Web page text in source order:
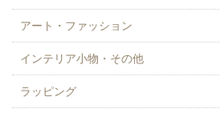
アート・ファッション
インテリア小物・その他
ラッピング